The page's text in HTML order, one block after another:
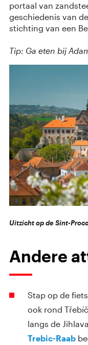
portaal van
geschiedenis van
stichting van een
Tip: Ga eten bij
Uitzicht op de Sint-
Andere
Stap op de
ook rond
langs de
Trebic-Raab